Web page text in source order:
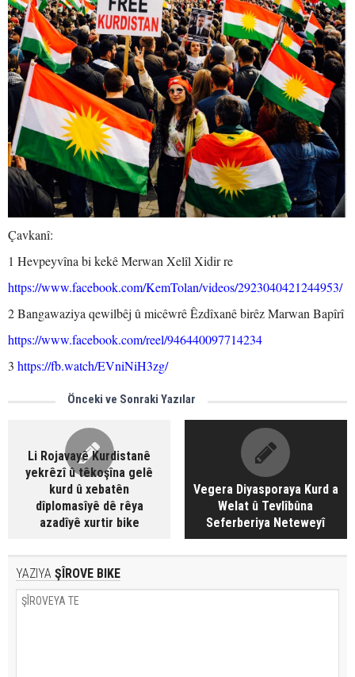
Çavkanî:
1 Hevpeyvîna bi kekê Merwan Xelîl Xidir re
https://www.facebook.com/KemTolan/videos/2923040421244953/
2 Bangawaziya qewilbêj û micêwrê Êzdîxanê birêz Marwan Bapîrî
https://www.facebook.com/reel/946440097714234
3 https://fb.watch/EVniNiH3zg/
Önceki ve Sonraki Yazılar
Li Rojavayê Kurdistanê
yekrêzî û têkoşîna gelê
kurd û xebatên
dîplomasîyê dê rêya
azadîyê xurtir bike
Vegera Diyasporaya Kurd a
Welat û Tevlîbûna
Seferberiya Neteweyî
YAZIYA ŞÎROVE BIKE